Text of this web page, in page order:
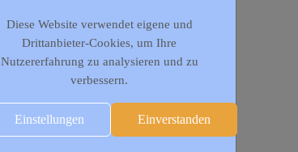
Diese Website verwendet eigene und
Drittanbieter-Cookies, um Ihre
Nutzererfahrung zu analysieren und zu
verbessern.
Einstellungen Einverstanden